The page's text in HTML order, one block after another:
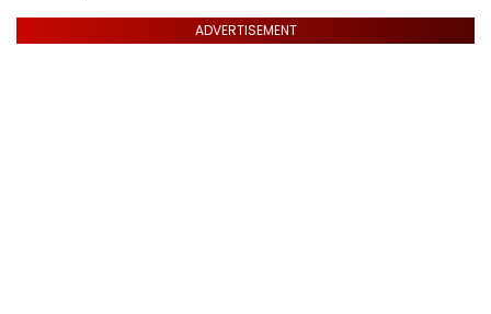
ADVERTISEMENT